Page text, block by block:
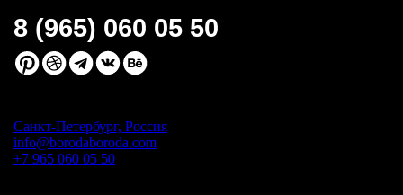
8 (965) 060 05 50
Санкт-Петербург, Россия
info@borodaboroda.com
+7 965 060 05 50